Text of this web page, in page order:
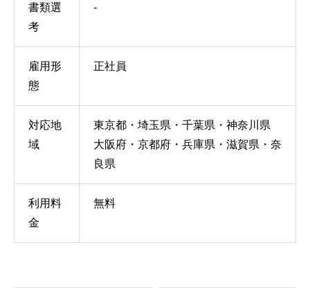
書類選
考
-
雇用形
態
正社員
対応地
域
東京都・埼玉県・千葉県・神奈川県
大阪府・京都府・兵庫県・滋賀県・奈
良県
利用料
金
無料